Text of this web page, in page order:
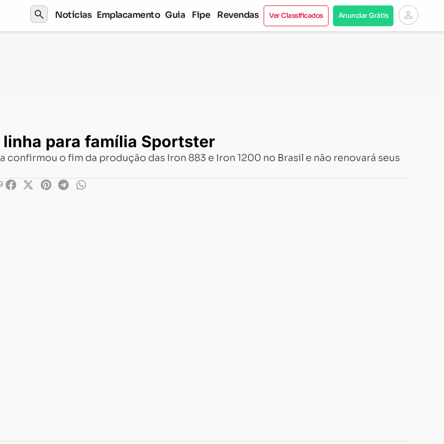
search Notícias Emplacamento Guia Fipe Revendas Ver Classificados Anunciar Grátis person
Sportster
para família Sportster
confirmou o fim da produção das Iron 883 e Iron 1200 no Brasil e não renovará seus